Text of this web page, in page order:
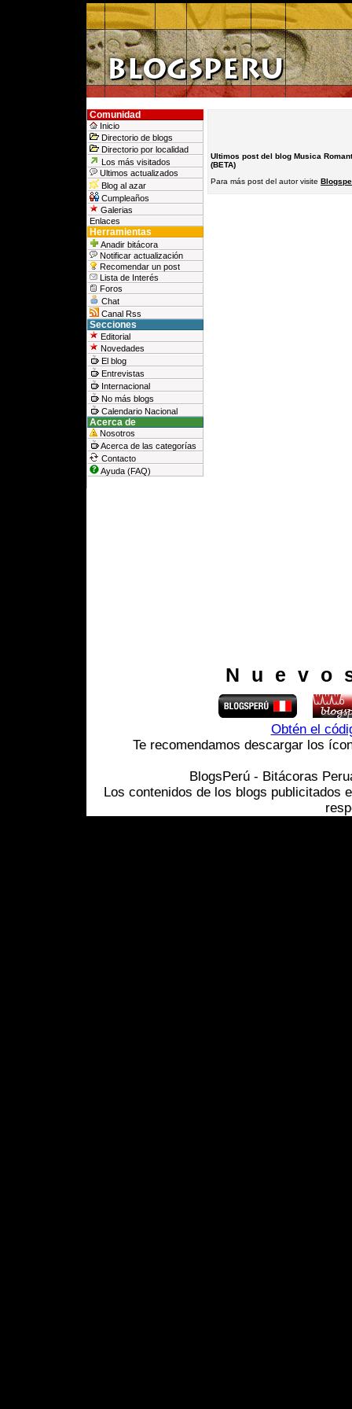
Comunidad
Inicio
Directorio de blogs
Directorio por localidad
Los más visitados
Ultimos actualizados
Blog al azar
Cumpleaños
Galerias
Enlaces
Herramientas
Anadir bitácora
Notificar actualización
Recomendar un post
Lista de Interés
Foros
Chat
Canal Rss
Secciones
Editorial
Novedades
El blog
Entrevistas
Internacional
No más blogs
Calendario Nacional
Acerca de
Nosotros
Acerca de las categorías
Contacto
Ayuda (FAQ)
Ultimos post del blog Musica
(BETA)
Para más post del autor visite
Obtén el
Te recomendamos descargar los
BlogsPerú - Bitácoras
Los contenidos de los blogs publicitados